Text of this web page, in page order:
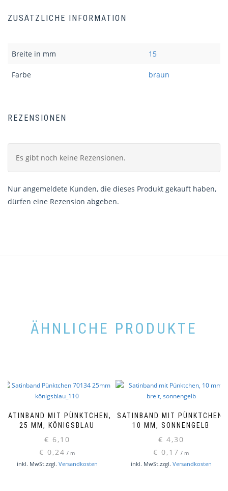
ZUSÄTZLICHE INFORMATION
Breite in mm 15
Farbe braun
REZENSIONEN
Es gibt noch keine Rezensionen.
Nur angemeldete Kunden, die dieses Produkt gekauft haben,
dürfen eine Rezension abgeben.
ÄHNLICHE PRODUKTE
SATINBAND MIT PÜNKTCHEN,
25 MM, KÖNIGSBLAU
€ 6,10
€ 0,24 / m
inkl. MwSt.zzgl. Versandkosten
SATINBAND MIT PÜNKTCHEN,
10 MM, SONNENGELB
€ 4,30
€ 0,17 / m
inkl. MwSt.zzgl. Versandkosten